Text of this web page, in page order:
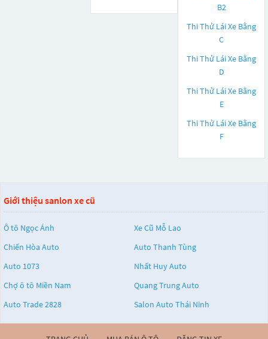
B2
Thi Thử Lái Xe Bằng
C
Thi Thử Lái Xe Bằng
D
Thi Thử Lái Xe Bằng
E
Thi Thử Lái Xe Bằng
F
Giới thiệu sanlon xe cũ
Ô tô Ngọc Ánh
Xe Cũ Mỗ Lao
Chiến Hòa Auto
Auto Thanh Tùng
Auto 1073
Nhất Huy Auto
Chợ ô tô Miền Nam
Quang Trung Auto
Auto Trade 2828
Salon Auto Thái Ninh